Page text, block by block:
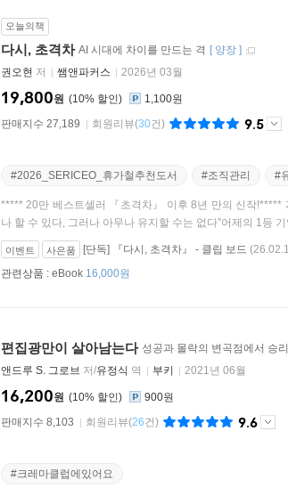
오늘의책
다시, 초격차 AI 시대에 차이를 만드는 격 [ 양장 ]
권오현 저 쌤앤파커스 2026년 03월
10%
19,800원
1,100원
판매지수 27,189
회원리뷰(30건) 9.5
#2026_SERICEO_휴가철추천도서 #조직관리 #
***** 20만 베스트셀러 『초격차』 이후 8년 만의 신작!*****
나 할 수 있다, 그러나 아무나 유지할 수는 없다”어제의 1등
이벤트 사은품 [단독] 『다시, 초격차』 - 클립 보드
관련상품 : eBook 16,000원
편집광만이 살아남는다 성공과 몰락의 변곡점에서 승
앤드루 S. 그로브 저/유정식 역 부키 2021년 06월
10%
16,200원
900원
판매지수 8,103
회원리뷰(26건) 9.6
#크레마클럽에있어요